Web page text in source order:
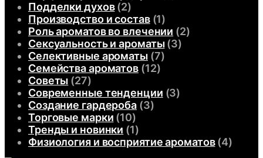
Подделки духов(2)
Производство и состав(1)
Роль ароматов во влечении (2)
Сексуальность и ароматы(3)
Селективные ароматы(7)
Семейства ароматов(12)
Советы (27)
Современные тенденции (3)
Создание гардероба(3)
Торговые марки (10)
Тренды и новинки (1)
Физиология и восприятие ароматов(4)